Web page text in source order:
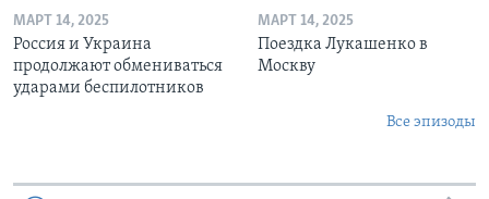
МАРТ 14, 2025
Россия и Украина
продолжают обмениваться
ударами беспилотников
МАРТ 14, 2025
Поездка Лукашенко в
Москву
Все эпизоды